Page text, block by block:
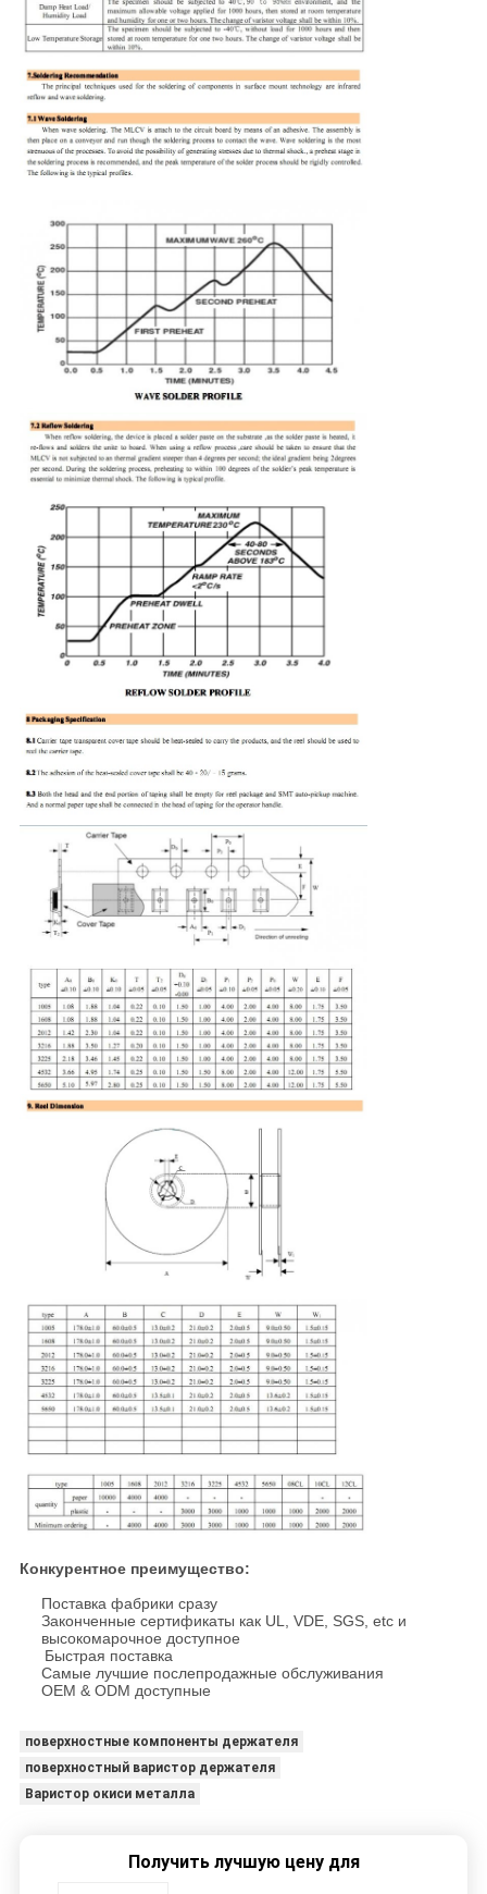
Конкурентное преимущество:
Поставка фабрики сразу
Законченные сертификаты как UL, VDE, SGS, etc и
высокомарочное доступное
Быстрая поставка
Самые лучшие послепродажные обслуживания
OEM & ODM доступные
поверхностные компоненты держателя
поверхностный варистор держателя
Варистор окиси металла
Получить лучшую цену для